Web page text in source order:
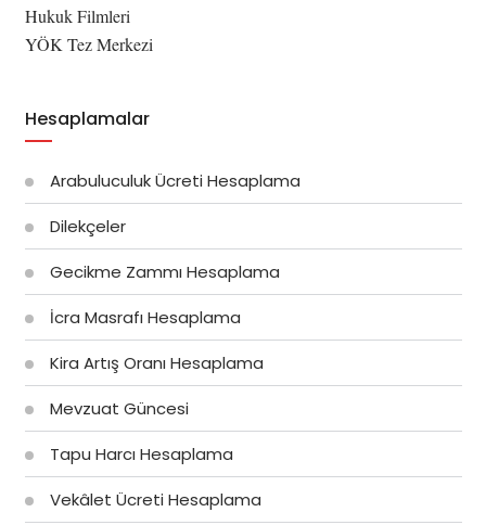
Hukuk Filmleri
YÖK Tez Merkezi
Hesaplamalar
Arabuluculuk Ücreti Hesaplama
Dilekçeler
Gecikme Zammı Hesaplama
İcra Masrafı Hesaplama
Kira Artış Oranı Hesaplama
Mevzuat Güncesi
Tapu Harcı Hesaplama
Vekâlet Ücreti Hesaplama